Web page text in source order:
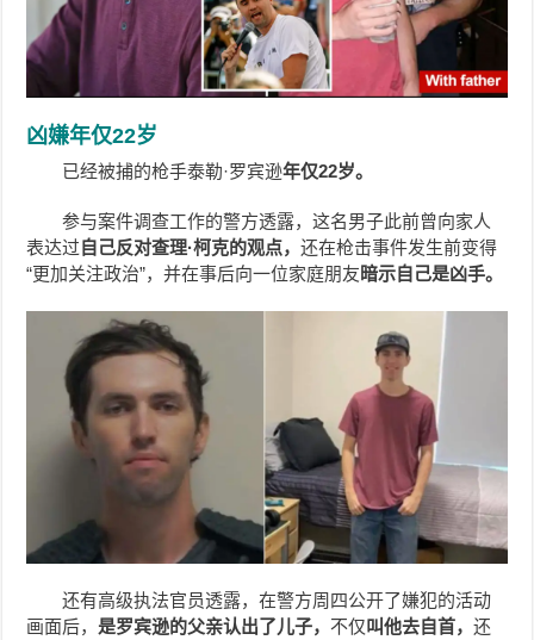
凶嫌年仅22岁
已经被捕的枪手泰勒·罗宾逊年仅22岁。
参与案件调查工作的警方透露，这名男子此前曾向家人
表达过自己反对查理·柯克的观点，还在枪击事件发生前变得
“更加关注政治”，并在事后向一位家庭朋友暗示自己是凶手。
还有高级执法官员透露，在警方周四公开了嫌犯的活动
画面后，是罗宾逊的父亲认出了儿子，不仅叫他去自首，还